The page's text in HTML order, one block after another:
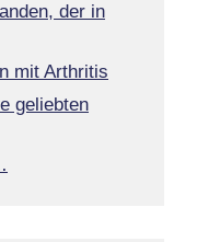
der in
mit Arthritis
geliebten